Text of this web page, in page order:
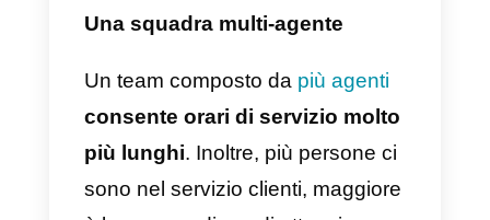
servizio clienti a
B2B
Dopo aver compreso le
della comunicazione B2B